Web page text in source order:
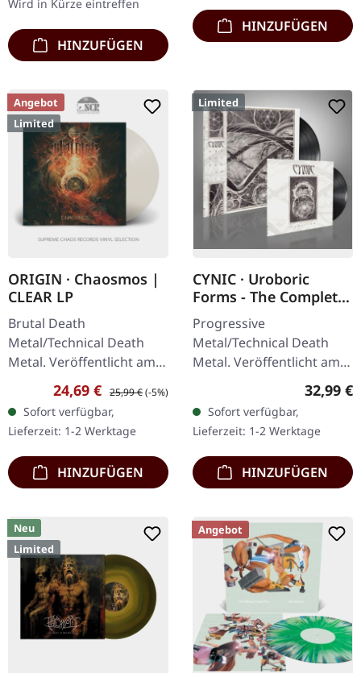
Wird in Kürze eintreffen
HINZUFÜGEN
HINZUFÜGEN
Angebot
Limited
ORIGIN · Chaosmos |
CLEAR LP
Brutal Death
Metal/Technical Death
Metal. Veröffentlicht am
03.06.2022, auf Agonia
Records. Milchig klares
Vinyl im Gatefold-Cover.
Limitiert auf 350…
Verkaufspreis:
24,69 € Regulärer Preis:
25,99 €(-5%)
Sofort verfügbar,
Lieferzeit: 1-2 Werktage
HINZUFÜGEN
Limited
CYNIC · Uroboric
Forms - The Complete
Demo Recordings |
BLACK LP+7" EP
Progressive
Metal/Technical Death
Metal. Veröffentlicht am
17.11.2023, auf Season Of
Mist. Schwarzes Vinyl mit
Bonus-7" im Gatefold-
Cover. Limitiert…
32,99 €
Sofort verfügbar,
Lieferzeit: 1-2 Werktage
HINZUFÜGEN
Neu
Limited
Angebot